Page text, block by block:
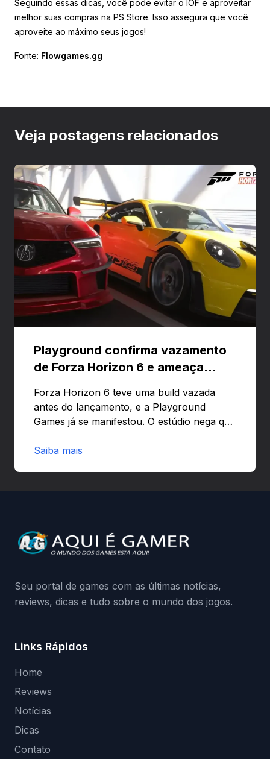
Seguindo essas dicas, você pode evitar o IOF e aproveitar
melhor suas compras na PS Store. Isso assegura que você
aproveite ao máximo seus jogos!
Fonte: Flowgames.gg
Veja postagens relacionados
Playground confirma vazamento
de Forza Horizon 6 e ameaça
Forza Horizon 6 teve uma build vazada
antes do lançamento, e a Playground
Games já se manifestou. O estúdio nega que
preload e avisa que quem usar versões não
da Playground: negação do preload,
medidas contra acessos não autorizados
Saiba mais
Seu portal de games com as últimas notícias,
reviews, dicas e tudo sobre o mundo dos jogos.
Links Rápidos
Home
Reviews
Notícias
Dicas
Contato